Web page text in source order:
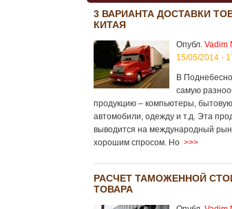
3 ВАРИАНТА ДОСТАВКИ
КИТАЯ
Опубл. Vadim
15/05/2014 -
В
самую
продукцию – компьютеры, бытовую
автомобили, одежду и т.д. Эта
выводится на международный
хорошим спросом. Но >>>
РАСЧЕТ ТАМОЖЕННОЙ
ТОВАРА